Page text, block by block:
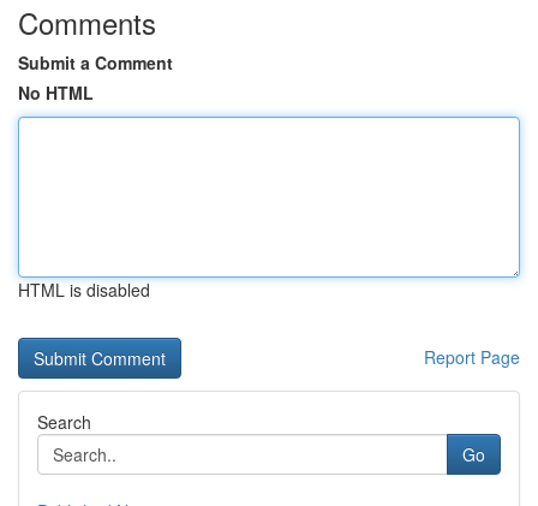
Comments
Submit a Comment
No HTML
HTML is disabled
Report Page
Search
Go